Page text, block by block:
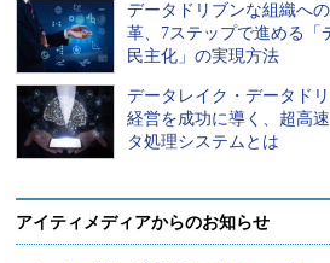
データドリブンな組織へ
革、7ステップで進める「
民主化」の実現方法
データレイク・データド
経営を成功に導く、超高
タ処理システムとは
アイティメディアからのお知らせ